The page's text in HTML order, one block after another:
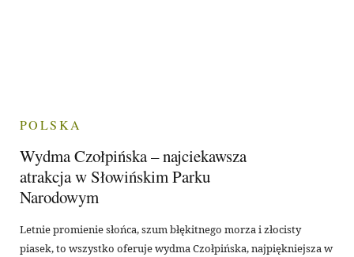
POLSKA
Wydma Czołpińska – najciekawsza
atrakcja w Słowińskim Parku
Narodowym
Letnie promienie słońca, szum błękitnego morza i złocisty
piasek, to wszystko oferuje wydma Czołpińska, najpiękniejsza w